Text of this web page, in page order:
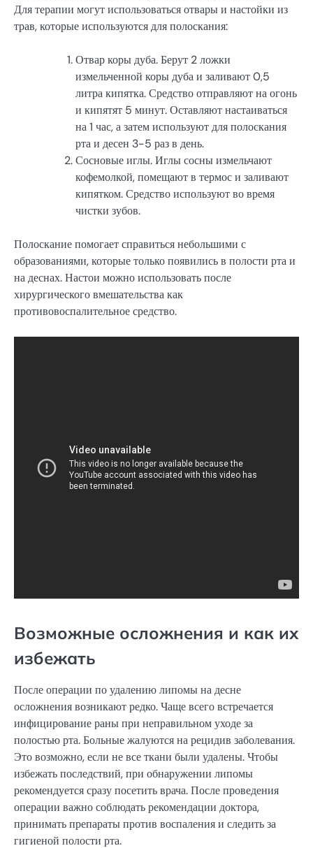
Для терапии могут использоваться отвары и настойки из
трав, которые используются для полоскания:
Отвар коры дуба. Берут 2 ложки
измельченной коры дуба и заливают 0,5
литра кипятка. Средство отправляют на огонь
и кипятят 5 минут. Оставляют настаиваться
на 1 час, а затем используют для полоскания
рта и десен 3-5 раз в день.
Сосновые иглы. Иглы сосны измельчают
кофемолкой, помещают в термос и заливают
кипятком. Средство используют во время
чистки зубов.
Полоскание помогает справиться небольшими с
образованиями, которые только появились в полости рта и
на деснах. Настои можно использовать после
хирургического вмешательства как
противовоспалительное средство.
Возможные осложнения и как их
избежать
После операции по удалению липомы на десне
осложнения возникают редко. Чаще всего встречается
инфицирование раны при неправильном уходе за
полостью рта. Больные жалуются на рецидив заболевания.
Это возможно, если не все ткани были удалены. Чтобы
избежать последствий, при обнаружении липомы
рекомендуется сразу посетить врача. После проведения
операции важно соблюдать рекомендации доктора,
принимать препараты против воспаления и следить за
гигиеной полости рта.